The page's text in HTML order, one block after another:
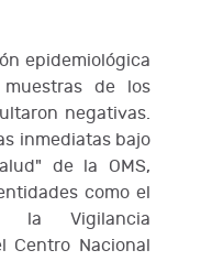
epidemiológica
de los
negativas.
inmediatas bajo
de la OMS,
como el
la Vigilancia
Centro Nacional